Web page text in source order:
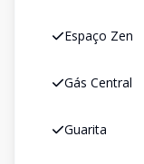
Espaço Zen
Gás Central
Guarita